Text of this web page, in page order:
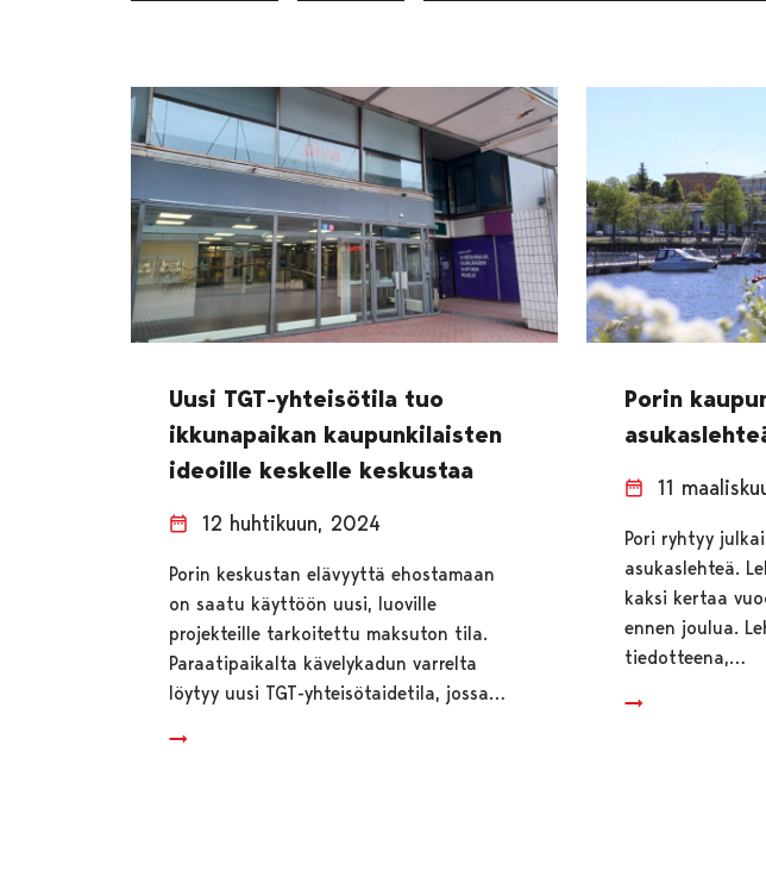
Uusi TGT-yhteisötila tuo
ikkunapaikan kaupunkilaisten
ideoille keskelle keskustaa
12 huhtikuun, 2024
Porin keskustan elävyyttä ehostamaan
on saatu käyttöön uusi, luoville
projekteille tarkoitettu maksuton tila.
Paraatipaikalta kävelykadun varrelta
löytyy uusi TGT-yhteisötaidetila, jossa…
Porin
11
Pori ryhtyy
asukaslehteä.
kaksi kertaa
ennen joulua.
tiedotteena,…